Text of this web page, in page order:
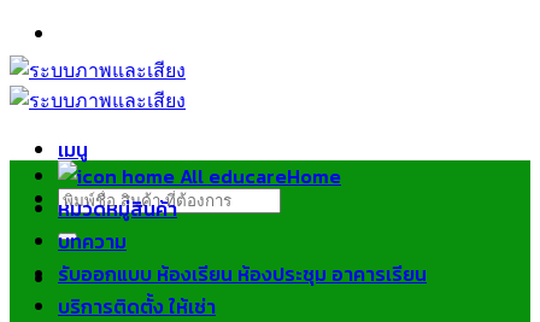
ข้าม
ไป
ยัง
เมนู
ค้นหา:
Home
หมวดหมู่สินค้า
บทความ
รับออกแบบ ห้องเรียน ห้องประชุม อาคารเรียน
บริการติดตั้ง ให้เช่า